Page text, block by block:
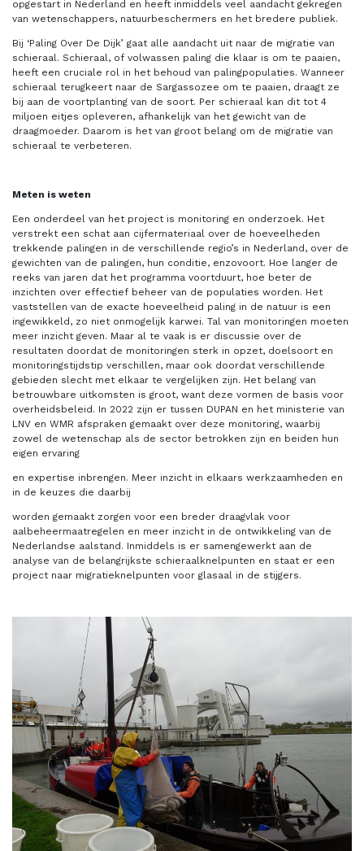
opgestart in Nederland en heeft inmiddels veel aandacht gekregen
van wetenschappers, natuurbeschermers en het bredere publiek.
Bij ‘Paling Over De Dijk’ gaat alle aandacht uit naar de migratie van
schieraal. Schieraal, of volwassen paling die klaar is om te paaien,
heeft een cruciale rol in het behoud van palingpopulaties. Wanneer
schieraal terugkeert naar de Sargassozee om te paaien, draagt ze
bij aan de voortplanting van de soort. Per schieraal kan dit tot 4
miljoen eitjes opleveren, afhankelijk van het gewicht van de
draagmoeder. Daarom is het van groot belang om de migratie van
schieraal te verbeteren.
Meten is weten
Een onderdeel van het project is monitoring en onderzoek. Het
verstrekt een schat aan cijfermateriaal over de hoeveelheden
trekkende palingen in de verschillende regio’s in Nederland, over de
gewichten van de palingen, hun conditie, enzovoort. Hoe langer de
reeks van jaren dat het programma voortduurt, hoe beter de
inzichten over effectief beheer van de populaties worden. Het
vaststellen van de exacte hoeveelheid paling in de natuur is een
ingewikkeld, zo niet onmogelijk karwei. Tal van monitoringen moeten
meer inzicht geven. Maar al te vaak is er discussie over de
resultaten doordat de monitoringen sterk in opzet, doelsoort en
monitoringstijdstip verschillen, maar ook doordat verschillende
gebieden slecht met elkaar te vergelijken zijn. Het belang van
betrouwbare uitkomsten is groot, want deze vormen de basis voor
overheidsbeleid. In 2022 zijn er tussen DUPAN en het ministerie van
LNV en WMR afspraken gemaakt over deze monitoring, waarbij
zowel de wetenschap als de sector betrokken zijn en beiden hun
eigen ervaring
en expertise inbrengen. Meer inzicht in elkaars werkzaamheden en
in de keuzes die daarbij
worden gemaakt zorgen voor een breder draagvlak voor
aalbeheermaatregelen en meer inzicht in de ontwikkeling van de
Nederlandse aalstand. Inmiddels is er samengewerkt aan de
analyse van de belangrijkste schieraalknelpunten en staat er een
project naar migratieknelpunten voor glasaal in de stijgers.